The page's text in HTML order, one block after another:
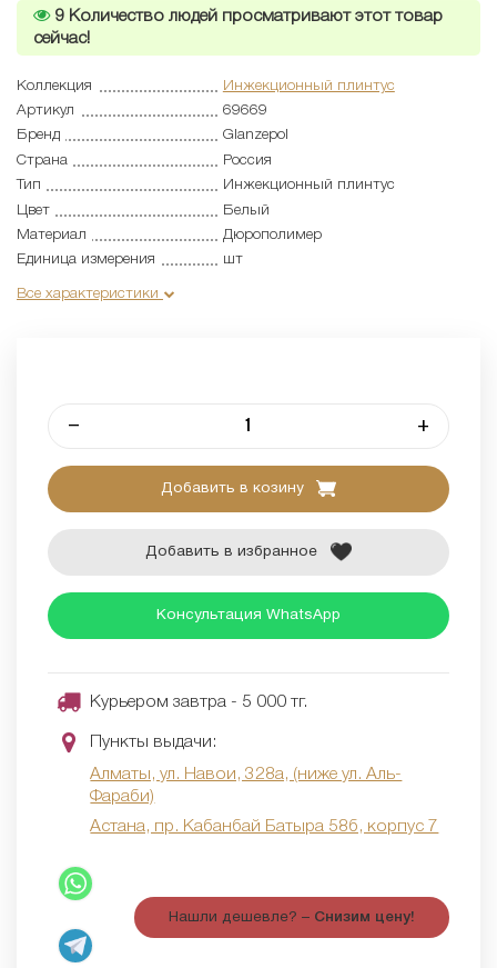
9 Количество людей просматривают этот товар
сейчас!
Коллекция
Инжекционный плинтус
Артикул
69669
Бренд
Glanzepol
Страна
Россия
Тип
Инжекционный плинтус
Цвет
Белый
Материал
Дюрополимер
Единица измерения
шт
Все характеристики
– +
Добавить в козину
Добавить в избранное
Консультация WhatsApp
Курьером завтра - 5 000 тг.
Пункты выдачи:
Алматы, ул. Навои, 328а, (ниже ул. Аль-
Фараби)
Астана, пр. Кабанбай Батыра 58б, корпус 7
Нашли дешевле? – Снизим цену!